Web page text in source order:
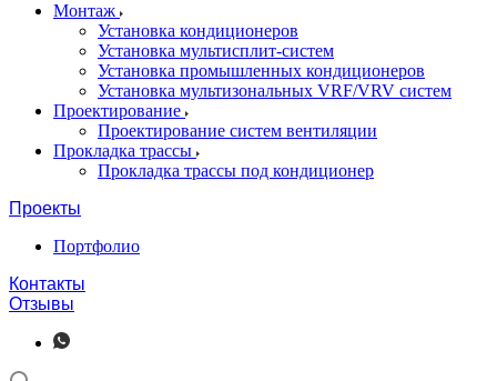
Монтаж
Установка кондиционеров
Установка мультисплит-систем
Установка промышленных кондиционеров
Установка мультизональных VRF/VRV систем
Проектирование
Проектирование систем вентиляции
Прокладка трассы
Прокладка трассы под кондиционер
Проекты
Портфолио
Контакты
Отзывы